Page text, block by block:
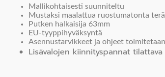
Mallikohtaisesti suunniteltu
Mustaksi maalattua ruostumatonta
Putken halkaisija 63mm
EU-tyyppihyväksyntä
Asennustarvikkeet ja ohjeet
Lisävalojen kiinnityspannat